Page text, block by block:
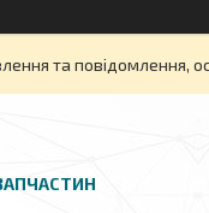
та повідомлення,